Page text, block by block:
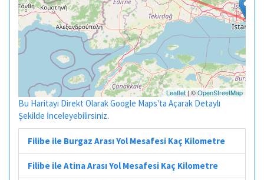
Leaflet| ©OpenStreetMap
Bu Haritayı Direkt Olarak Google Maps'ta Açarak Detaylı
Şekilde İnceleyebilirsiniz.
Filibe ile Burgaz Arası Yol Mesafesi Kaç Kilometre
Filibe ile Atina Arası Yol Mesafesi Kaç Kilometre